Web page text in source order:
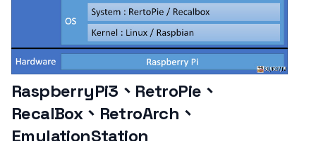
RaspberryPi3、RetroPie、
RecalBox、RetroArch、
EmulationStation